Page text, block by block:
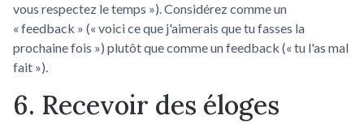
vous respectez le temps »). Considérez comme un
« feedback » (« voici ce que j'aimerais que tu fasses la
prochaine fois ») plutôt que comme un feedback (« tu l'as mal
fait »).
6. Recevoir des éloges